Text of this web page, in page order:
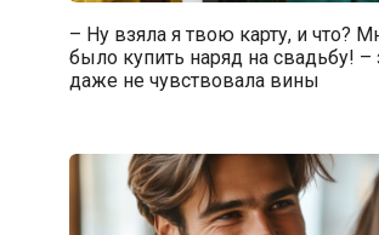
– Ну взяла я твою карту, и что?
было купить наряд на свадьбу! –
даже не чувствовала вины